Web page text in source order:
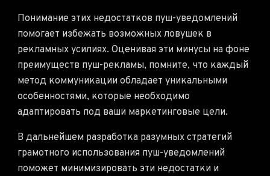
Понимание этих недостатков пуш-уведомлений
помогает избежать возможных ловушек в
рекламных усилиях. Оценивая эти минусы на фоне
преимуществ пуш-рекламы, помните, что каждый
метод коммуникации обладает уникальными
особенностями, которые необходимо
адаптировать под ваши маркетинговые цели.
В дальнейшем разработка разумных стратегий
грамотного использования пуш-уведомлений
поможет минимизировать эти недостатки и